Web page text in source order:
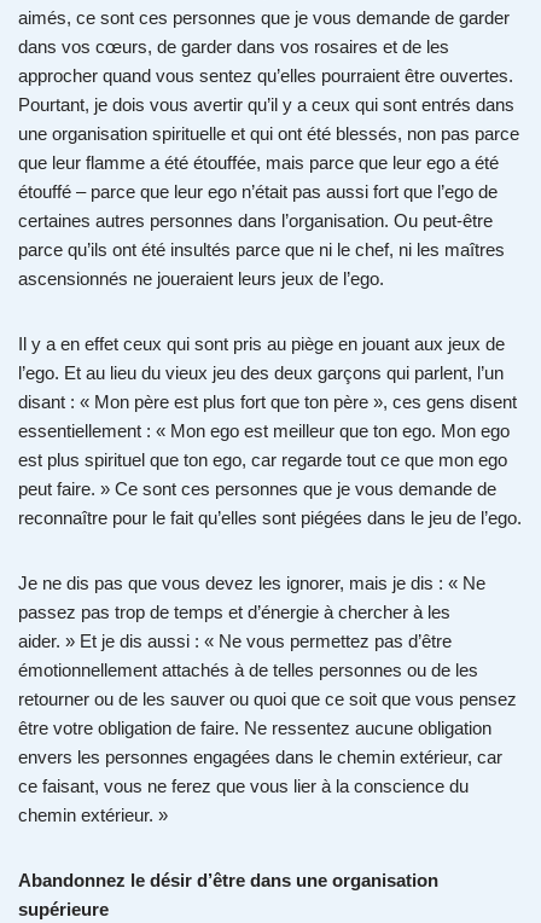
aimés, ce sont ces personnes que je vous demande de garder
dans vos cœurs, de garder dans vos rosaires et de les
approcher quand vous sentez qu’elles pourraient être ouvertes.
Pourtant, je dois vous avertir qu’il y a ceux qui sont entrés dans
une organisation spirituelle et qui ont été blessés, non pas parce
que leur flamme a été étouffée, mais parce que leur ego a été
étouffé – parce que leur ego n’était pas aussi fort que l’ego de
certaines autres personnes dans l’organisation. Ou peut-être
parce qu’ils ont été insultés parce que ni le chef, ni les maîtres
ascensionnés ne joueraient leurs jeux de l’ego.
Il y a en effet ceux qui sont pris au piège en jouant aux jeux de
l’ego. Et au lieu du vieux jeu des deux garçons qui parlent, l’un
disant : « Mon père est plus fort que ton père », ces gens disent
essentiellement : « Mon ego est meilleur que ton ego. Mon ego
est plus spirituel que ton ego, car regarde tout ce que mon ego
peut faire. » Ce sont ces personnes que je vous demande de
reconnaître pour le fait qu’elles sont piégées dans le jeu de l’ego.
Je ne dis pas que vous devez les ignorer, mais je dis : « Ne
passez pas trop de temps et d’énergie à chercher à les
aider. » Et je dis aussi : « Ne vous permettez pas d’être
émotionnellement attachés à de telles personnes ou de les
retourner ou de les sauver ou quoi que ce soit que vous pensez
être votre obligation de faire. Ne ressentez aucune obligation
envers les personnes engagées dans le chemin extérieur, car
ce faisant, vous ne ferez que vous lier à la conscience du
chemin extérieur. »
Abandonnez le désir d’être dans une organisation
supérieure